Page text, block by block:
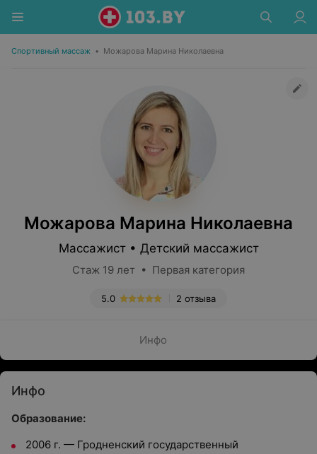
Спортивный массаж • Можарова Марина Николаевна
Можарова Марина Николаевна
Массажист • Детский массажист
Стаж 19 лет • Первая категория
2 отзыва
5.0
Инфо
Инфо
Образование:
2006 г. — Гродненский государственный